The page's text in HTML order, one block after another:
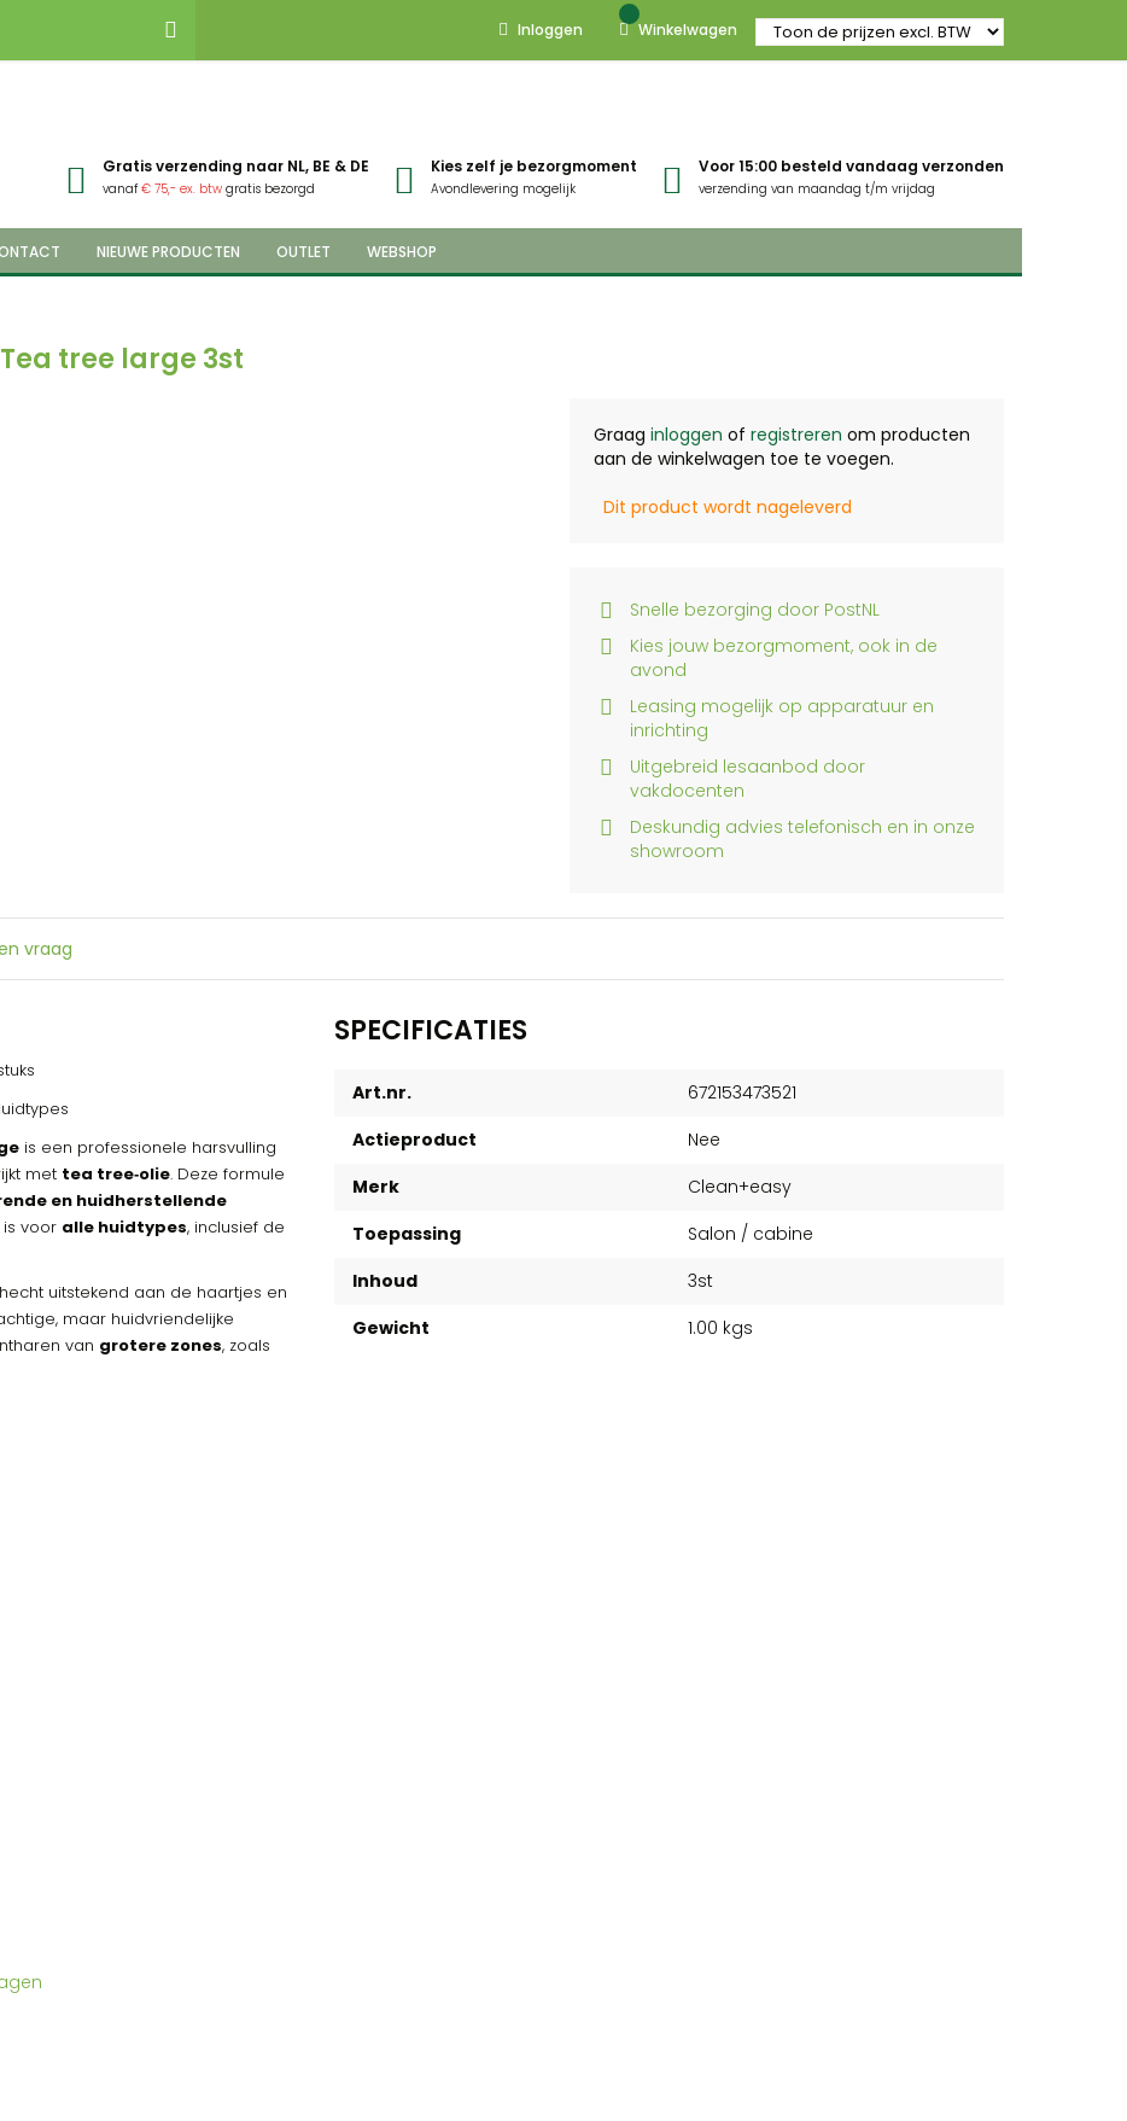
Inloggen Winkelwagen
Gratis verzending naar NL, BE & DE
vanaf€ 75,- ex. btw gratis bezorgd
Kies zelf je bezorgmoment
Avondlevering mogelijk
Voor 15:00 besteld vandaag verzonden
verzending van maandag t/m vrijdag
NIEUWE PRODUCTEN OUTLET WEBSHOP
tree large 3st
Graag inloggen of registreren om producten
aan de winkelwagen toe te voegen.
Dit product wordt nageleverd
Snelle bezorging door PostNL
Kies jouw bezorgmoment, ook in de
avond
Leasing mogelijk op apparatuur en
inrichting
Uitgebreid lesaanbod door
vakdocenten
Deskundig advies telefonisch en in onze
showroom
vraag
is een professionele harsvulling
met tea tree‑olie. Deze formule
en huidherstellende
voor alle huidtypes, inclusief de
uitstekend aan de haartjes en
maar huidvriendelijke
van grotere zones, zoals
SPECIFICATIES
Art.nr.
672153473521
Actieproduct
Nee
Merk
Clean+easy
Toepassing
Salon / cabine
Inhoud
3st
Gewicht
1.00 kgs